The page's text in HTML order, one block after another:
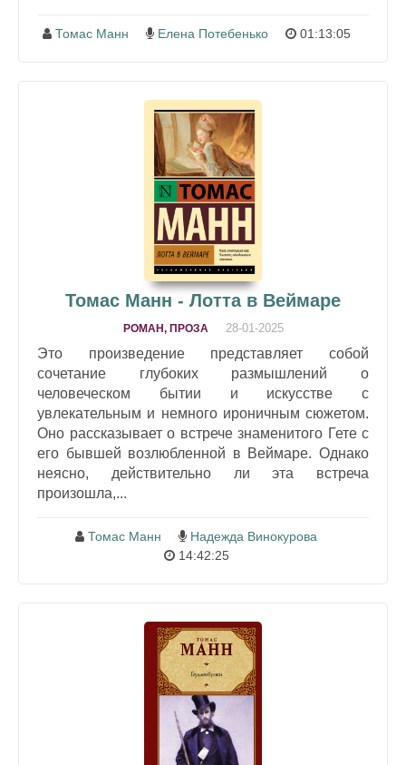
Томас Манн Елена Потебенько 01:13:05
Томас Манн - Лотта в Веймаре
РОМАН, ПРОЗА 28-01-2025
Это произведение представляет собой
сочетание глубоких размышлений о
человеческом бытии и искусстве с
увлекательным и немного ироничным сюжетом.
Оно рассказывает о встрече знаменитого Гете с
его бывшей возлюбленной в Веймаре. Однако
неясно, действительно ли эта встреча
произошла,...
Томас Манн
Надежда Винокурова
14:42:25